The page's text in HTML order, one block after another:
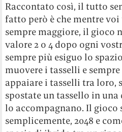
Raccontato così, il tutto
fatto però è che mentre
sempre maggiore, il gioco
valore 2 o 4 dopo ogni
sempre più esiguo lo
muovere i tasselli e
appaiare i tasselli tra loro,
spostate un tassello in
lo accompagnano. Il gioco
semplicemente, 2048 e